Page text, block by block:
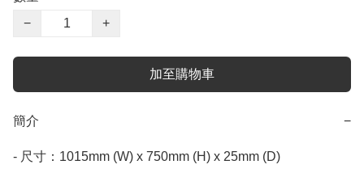
−
+
加至購物車
簡介 −
- 尺寸：1015mm (W) x 750mm (H) x 25mm (D)